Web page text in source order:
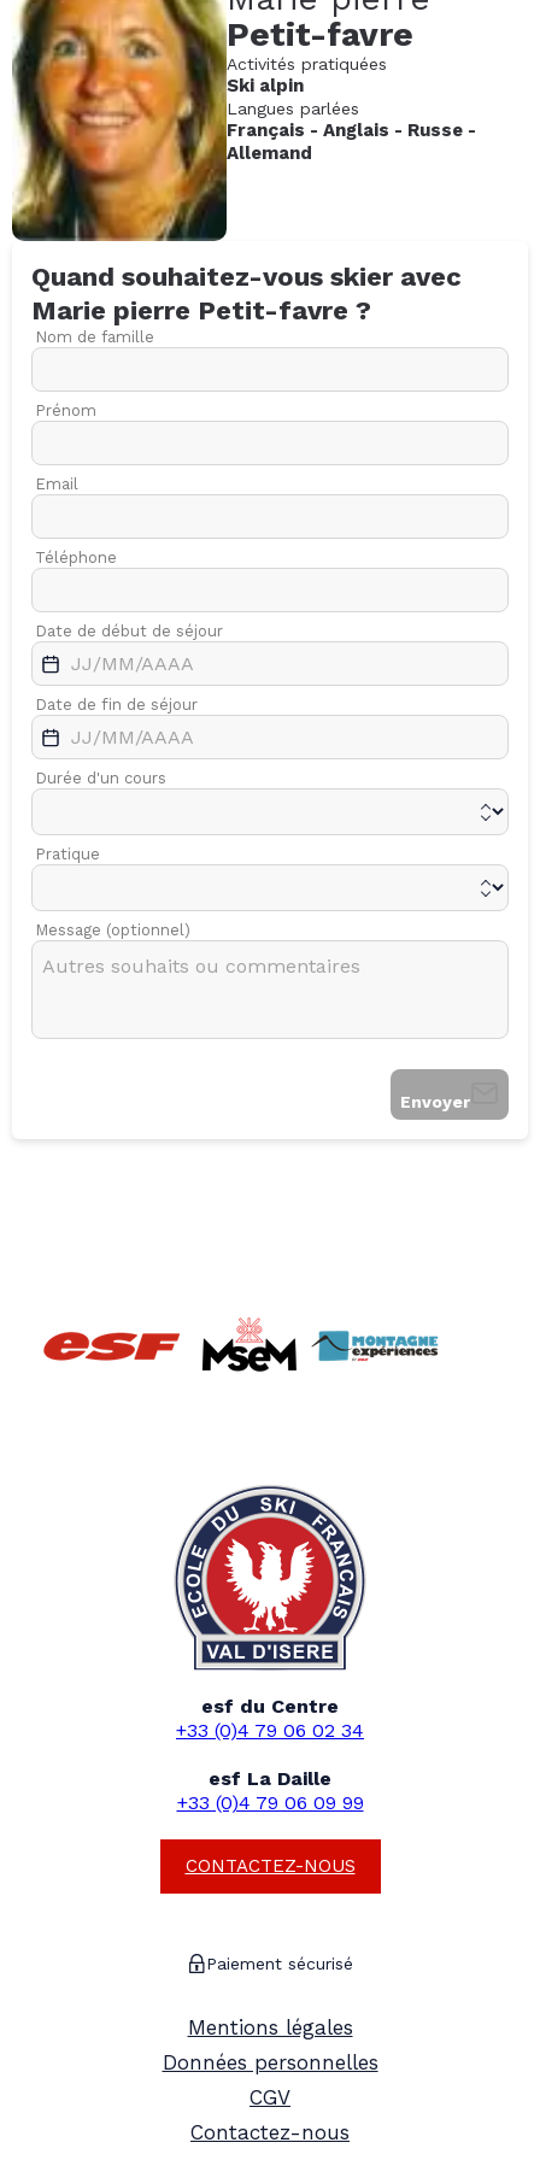
Petit-favre
Activités pratiquées
Ski alpin
Langues parlées
Français - Anglais - Russe -
Allemand
Quand souhaitez-vous skier avec
Marie pierre Petit-favre ?
Nom de famille
Prénom
Email
Téléphone
Date de début de séjour
Date de fin de séjour
Durée d'un cours
Pratique
Message (optionnel)
Envoyer
esf du Centre
+33 (0)4 79 06 02 34
esf La Daille
+33 (0)4 79 06 09 99
CONTACTEZ-NOUS
Paiement sécurisé
Mentions légales
Données personnelles
CGV
Contactez-nous